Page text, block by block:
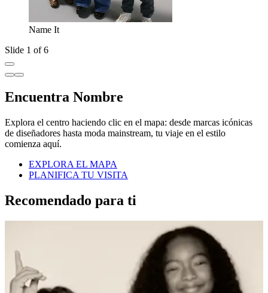
Name It
Slide 1 of 6
Encuentra Nombre
Explora el centro haciendo clic en el mapa: desde marcas icónicas
de diseñadores hasta moda mainstream, tu viaje en el estilo
comienza aquí.
EXPLORA EL MAPA
PLANIFICA TU VISITA
Recomendado para ti